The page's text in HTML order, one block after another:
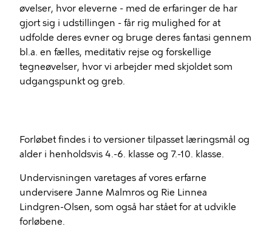
øvelser, hvor eleverne - med de erfaringer de har
gjort sig i udstillingen - får rig mulighed for at
udfolde deres evner og bruge deres fantasi gennem
bl.a. en fælles, meditativ rejse og forskellige
tegneøvelser, hvor vi arbejder med skjoldet som
udgangspunkt og greb.
Forløbet findes i to versioner tilpasset læringsmål og
alder i henholdsvis 4.-6. klasse og 7.-10. klasse.
Undervisningen varetages af vores erfarne
undervisere Janne Malmros og Rie Linnea
Lindgren-Olsen, som også har stået for at udvikle
forløbene.